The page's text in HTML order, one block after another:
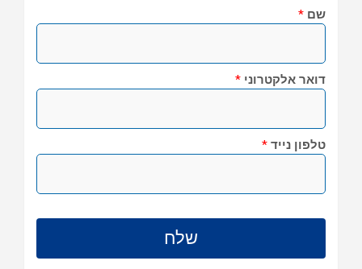
שם *
דואר אלקטרוני *
טלפון נייד *